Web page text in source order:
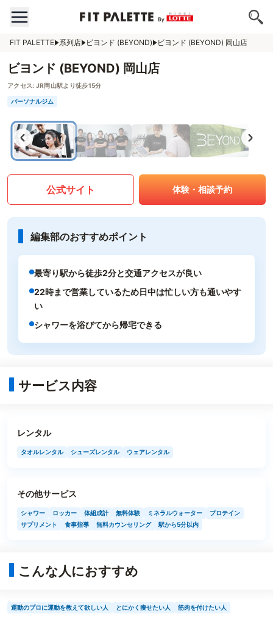
FIT PALETTE 系列店 ビヨンド (BEYOND) ビヨンド (BEYOND) 岡山店
ビヨンド (BEYOND) 岡山店
アクセス: JR岡山駅より徒歩15分
パーソナルジム
公式サイト 体験・相談予約
編集部のおすすめポイント
最寄り駅から徒歩2分と交通アクセスが良い
22時まで営業しているため日中は忙しい方も通いやす
い
シャワーを浴びてから帰宅できる
サービス内容
レンタル
タオルレンタル シューズレンタル ウェアレンタル
その他サービス
シャワー ロッカー 体組成計 無料体験 ミネラルウォーター
プロテイン
サプリメント
食事指導 無料カウンセリング 駅から5分以内
こんな人におすすめ
運動のプロに運動を教えて欲しい人 とにかく痩せたい人 筋肉を付けたい人